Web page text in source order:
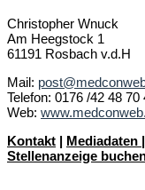
Christopher Wnuck
Am Heegstock 1
61191 Rosbach v.d.H
Mail:
Telefon: 0176 /42 48 70
Web:
Kontakt | Mediadaten |
Stellenanzeige